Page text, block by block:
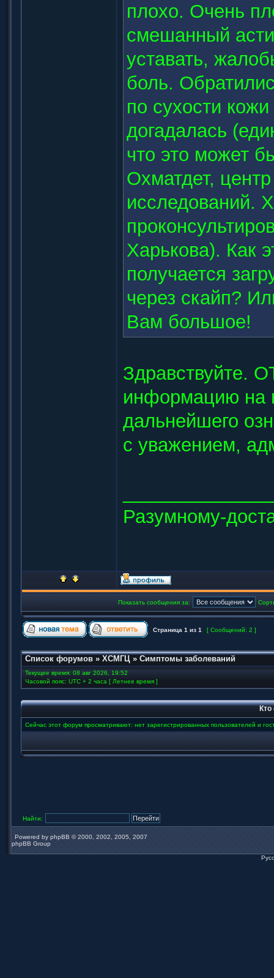
плохо. Очень
смешанный
уставать,
боль.
по сухости
догадалась
что это может
Охматдет,
исследований.
Харькова). Как
получается
через скайп?
Вам большое!
Здравствуйте.
информацию на
дальнейшего
с уважением,
Разумному-
Показать сообщения за:
Страница 1 из 1 [ Сообщений: 2 ]
Список форумов » ХСМГЦ » Симптомы заболеваний
Текущее время: 08 авг 2026, 19:52
Часовой пояс: UTC + 2 часа [ Летнее время ]
Кто
Сейчас этот форум просматривают: нет зарегистрированных пользователей и
Найти:
Powered by phpBB © 2000, 2002, 2005, 2007
phpBB Group